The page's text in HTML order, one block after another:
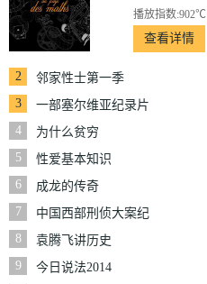
播放指数:902℃
查看详情
2
邻家性士第一季
3
一部塞尔维亚纪录片
4
为什么贫穷
5
性爱基本知识
6
成龙的传奇
7
中国西部刑侦大案纪
实
8
袁腾飞讲历史
9
今日说法2014